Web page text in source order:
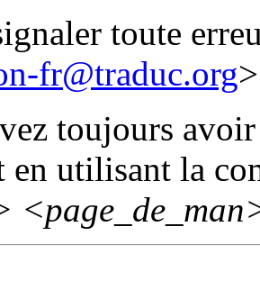
toute
fr@traduc.org
toujours
en utilisant la